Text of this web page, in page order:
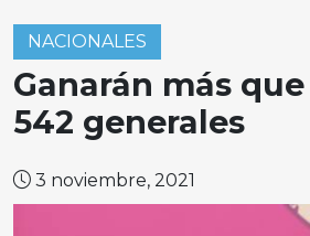
NACIONALES
Ganarán más que
542 generales
3 noviembre, 2021